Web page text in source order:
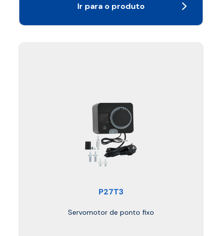
Ir para o produto
P27T3
Servomotor de ponto fixo